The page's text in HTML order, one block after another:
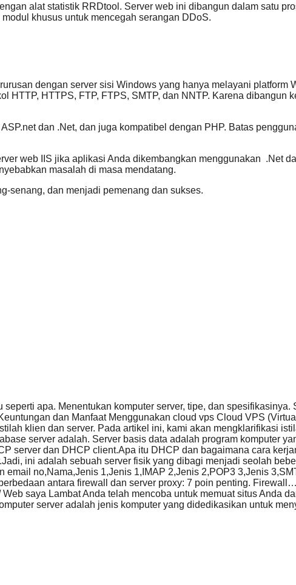
alat statistik RRDtool. Server web ini dibangun dalam satu
khusus untuk mencegah serangan DDoS.
dengan server sisi Windows yang hanya melayani platform
HTTP, HTTPS, FTP, FTPS, SMTP, dan NNTP. Karena dibangun
dan .Net, dan juga kompatibel dengan PHP. Batas
web IIS jika aplikasi Anda dikembangkan menggunakan .Net
masalah di masa mendatang.
senang, dan menjadi pemenang dan sukses.
seperti apa. Menentukan komputer server, tipe, dan
dan Manfaat Menggunakan cloud vps Cloud VPS
klien dan server. Pada artikel ini, kami akan mengklarifikasi
server adalah. Server basis data adalah program komputer
server dan DHCP client.Apa itu DHCP dan bagaimana cara
ini adalah sebuah server fisik yang dibagi menjadi seolah
email no,Nama,Jenis 1,Jenis 1,IMAP 2,Jenis 2,POP3 3,Jenis
antara firewall dan server proxy: 7 poin penting. Firewall…
saya Lambat Anda telah mencoba untuk memuat situs Anda
server adalah jenis komputer yang didedikasikan untuk